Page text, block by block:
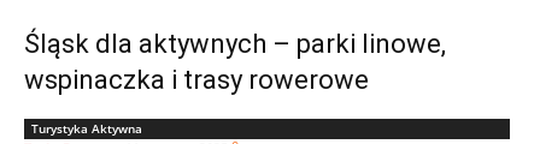
Śląsk dla aktywnych – parki linowe,
wspinaczka i trasy rowerowe
Turystyka Aktywna